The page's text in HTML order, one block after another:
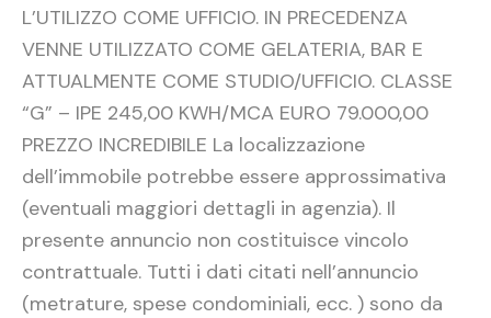
L’UTILIZZO COME UFFICIO. IN PRECEDENZA
VENNE UTILIZZATO COME GELATERIA, BAR E
ATTUALMENTE COME STUDIO/UFFICIO. CLASSE
“G” – IPE 245,00 KWH/MCA EURO 79.000,00
PREZZO INCREDIBILE La localizzazione
dell’immobile potrebbe essere approssimativa
(eventuali maggiori dettagli in agenzia). Il
presente annuncio non costituisce vincolo
contrattuale. Tutti i dati citati nell’annuncio
(metrature, spese condominiali, ecc. ) sono da